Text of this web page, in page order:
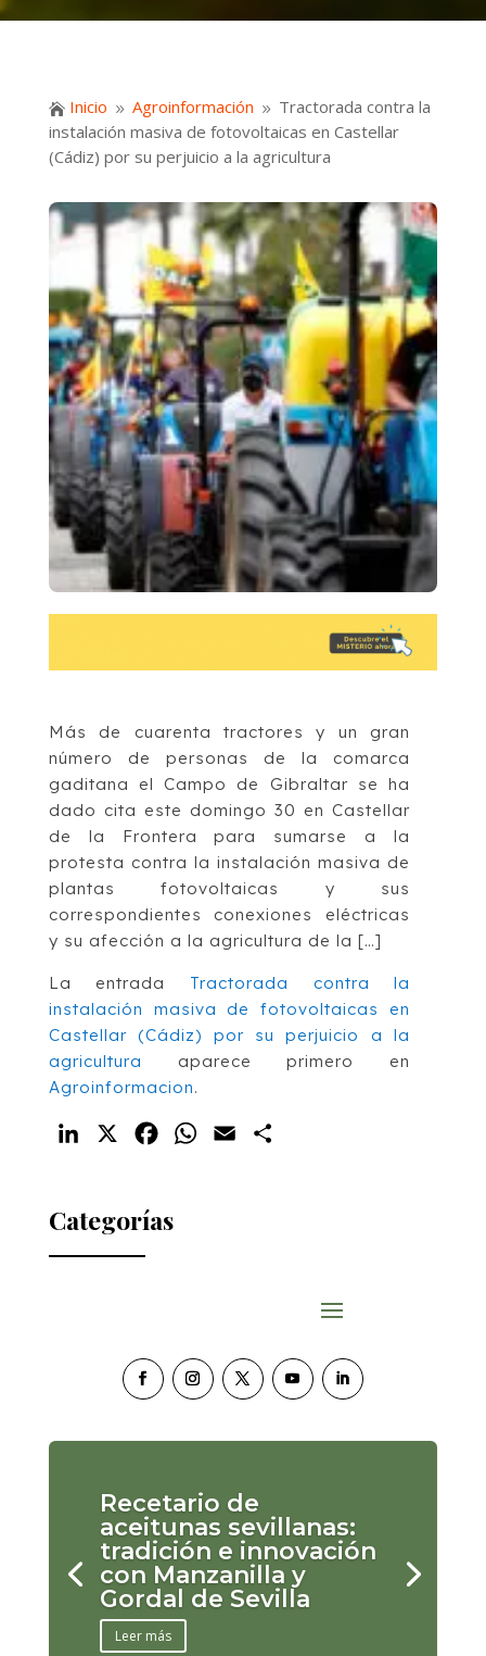
 Inicio 9 Agroinformación 9 Tractorada contra la
instalación masiva de fotovoltaicas en Castellar
(Cádiz) por su perjuicio a la agricultura
Más de cuarenta tractores y un gran
número de personas de la comarca
gaditana el Campo de Gibraltar se ha
dado cita este domingo 30 en Castellar
de la Frontera para sumarse a la
protesta contra la instalación masiva de
plantas fotovoltaicas y sus
correspondientes conexiones eléctricas
y su afección a la agricultura de la […]
La entrada Tractorada contra la
instalación masiva de fotovoltaicas en
Castellar (Cádiz) por su perjuicio a la
agricultura aparece primero en
Agroinformacion.
LinkedIn FacebookWhatsApp
Email
Categorías
Recetario de
aceitunas sevillanas:
tradición e innovación
con Manzanilla y
Gordal de Sevilla
Leer más